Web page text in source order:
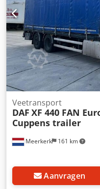
Meerkerk 161 km
Veetransport
DAF XF 440 FAN
Cuppens trailer
Aanvragen